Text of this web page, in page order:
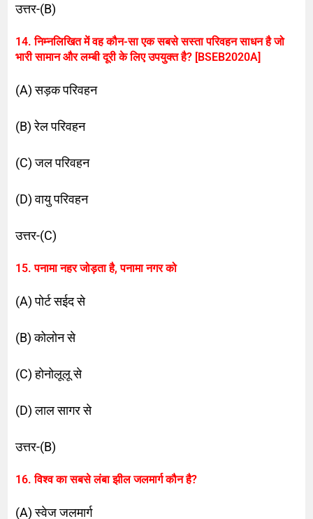
उत्तर-(B)
14. निम्नलिखित में वह कौन-सा एक सबसे सस्ता परिवहन साधन है जो
भारी सामान और लम्बी दूरी के लिए उपयुक्त है? [BSEB2020A]
(A) सड़क परिवहन
(B) रेल परिवहन
(C) जल परिवहन
(D) वायु परिवहन
उत्तर-(C)
15. पनामा नहर जोड़ता है, पनामा नगर को
(A) पोर्ट सईद से
(B) कोलोन से
(C) होनोलूलू से
(D) लाल सागर से
उत्तर-(B)
16. विश्व का सबसे लंबा झील जलमार्ग कौन है?
(A) स्वेज जलमार्ग